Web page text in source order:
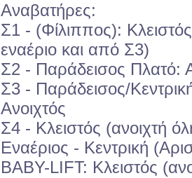
Αναβατήρες:
Σ1 - (Φίλιππος):
εναέριο και από Σ3)
Σ2 - Παράδεισος Πλατό:
Σ3 - Παράδεισος/
Ανοιχτός
Σ4 - Κλειστός (ανοιχτή
Εναέριος - Κεντρική
BABY-LIFT: Κλειστός